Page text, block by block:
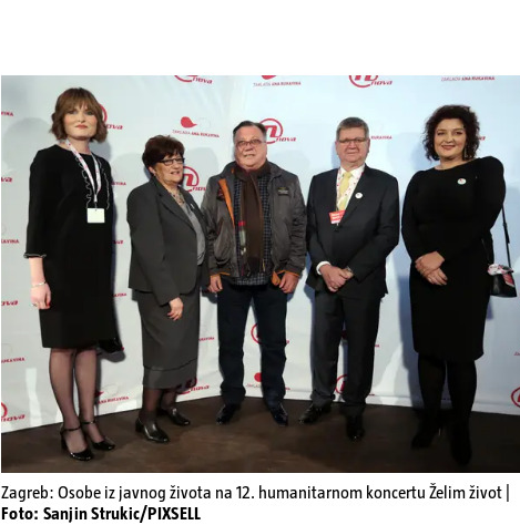
Zagreb: Osobe iz javnog života na 12. humanitarnom koncertu Želim život |
Foto: Sanjin Strukic/PIXSELL